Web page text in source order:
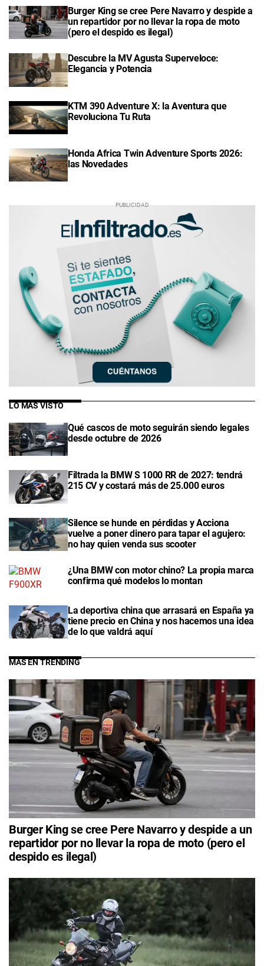
Burger King se cree Pere Navarro y despide a
un repartidor por no llevar la ropa de moto
(pero el despido es ilegal)
Descubre la MV Agusta Superveloce:
Elegancia y Potencia
KTM 390 Adventure X: la Aventura que
Revoluciona Tu Ruta
Honda Africa Twin Adventure Sports 2026:
las Novedades
LO MÁS VISTO
Qué cascos de moto seguirán siendo legales
desde octubre de 2026
Filtrada la BMW S 1000 RR de 2027: tendrá
215 CV y costará más de 25.000 euros
Silence se hunde en pérdidas y Acciona
vuelve a poner dinero para tapar el agujero:
no hay quien venda sus scooter
¿Una BMW con motor chino? La propia marca
confirma qué modelos lo montan
La deportiva china que arrasará en España ya
tiene precio en China y nos hacemos una idea
de lo que valdrá aquí
MÁS EN TRENDING
Burger King se cree Pere Navarro y despide a un
repartidor por no llevar la ropa de moto (pero el
despido es ilegal)